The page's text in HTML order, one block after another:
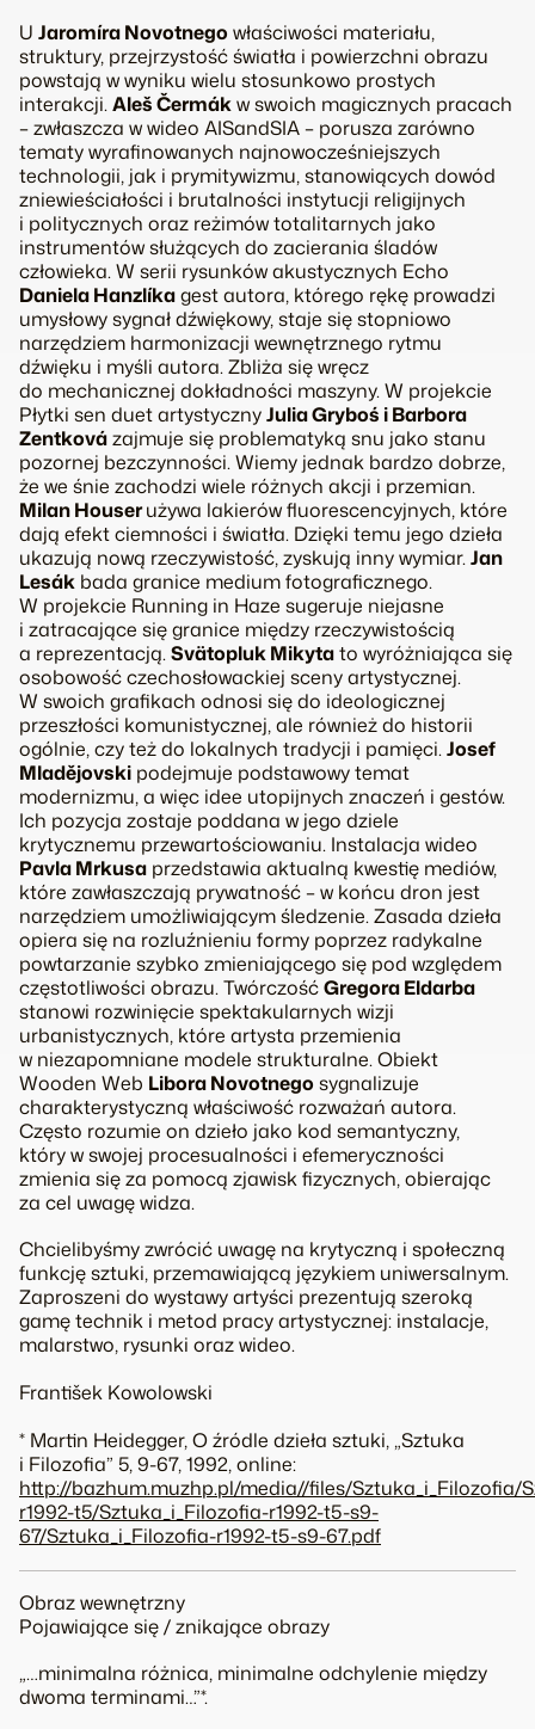
U Jaromíra Novotnegowłaściwości materiału,
struktury, przejrzystość światła i powierzchni obrazu
powstają w wyniku wielu stosunkowo prostych
interakcji.Aleš Čermákw swoich magicznych pracach
– zwłaszcza w wideo AISandSIA– porusza zarówno
tematy wyrafinowanych najnowocześniejszych
technologii, jak i prymitywizmu, stanowiących dowód
zniewieściałości i brutalności instytucji religijnych
i politycznych oraz reżimów totalitarnych jako
instrumentów służących do zacierania śladów
człowieka. W serii rysunków akustycznych Echo
Daniela Hanzlíkagest autora, którego rękę prowadzi
umysłowy sygnał dźwiękowy, staje się stopniowo
narzędziem harmonizacji wewnętrznego rytmu
dźwięku i myśli autora. Zbliża się wręcz
do mechanicznej dokładności maszyny. W projekcie
Płytki sen duet artystycznyJulia Gryboś i Barbora
Zentkovázajmuje się problematyką snu jako stanu
pozornej bezczynności. Wiemy jednak bardzo dobrze,
że we śnie zachodzi wiele różnych akcji i przemian.
Milan Houserużywa lakierów fluorescencyjnych, które
dają efekt ciemności i światła. Dzięki temu jego dzieła
ukazują nową rzeczywistość, zyskują inny wymiar.Jan
Lesák bada granice medium fotograficznego.
W projekcie Running in Haze sugeruje niejasne
i zatracające się granice między rzeczywistością
a reprezentacją.Svätopluk Mikytato wyróżniająca się
osobowość czechosłowackiej sceny artystycznej.
W swoich grafikach odnosi się do ideologicznej
przeszłości komunistycznej, ale również do historii
ogólnie, czy też do lokalnych tradycji i pamięci.Josef
Mladějovski podejmuje podstawowy temat
modernizmu, a więc idee utopijnych znaczeń i gestów.
Ich pozycja zostaje poddana w jego dziele
krytycznemu przewartościowaniu. Instalacja wideo
Pavla Mrkusa przedstawia aktualną kwestię mediów,
które zawłaszczają prywatność – w końcu dron jest
narzędziem umożliwiającym śledzenie. Zasada dzieła
opiera się na rozluźnieniu formy poprzez radykalne
powtarzanie szybko zmieniającego się pod względem
częstotliwości obrazu. TwórczośćGregora Eldarba
stanowi rozwinięcie spektakularnych wizji
urbanistycznych, które artysta przemienia
w niezapomniane modele strukturalne. Obiekt
Wooden Web Libora Novotnegosygnalizuje
charakterystyczną właściwość rozważań autora.
Często rozumie on dzieło jako kod semantyczny,
który w swojej procesualności i efemeryczności
zmienia się za pomocą zjawisk fizycznych, obierając
za cel uwagę widza.
Chcielibyśmy zwrócić uwagę na krytyczną i społeczną
funkcję sztuki, przemawiającą językiem uniwersalnym.
Zaproszeni do wystawy artyści prezentują szeroką
gamę technik i metod pracy artystycznej: instalacje,
malarstwo, rysunki oraz wideo.
František Kowolowski
* Martin Heidegger, O źródle dzieła sztuki, „Sztuka
i Filozofia” 5, 9-67, 1992, online:
http://bazhum.muzhp.pl/media//files/Sztuka_i_Filozofia/
r1992-t5/Sztuka_i_Filozofia-r1992-t5-s9-
67/Sztuka_i_Filozofia-r1992-t5-s9-67.pdf
Obraz wewnętrzny
Pojawiające się / znikające obrazy
„…minimalna różnica, minimalne odchylenie między
dwoma terminami…”*.